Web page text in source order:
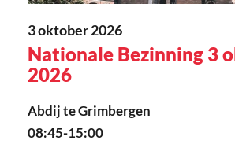
3 oktober 2026
Nationale Bezinning 3
2026
Abdij te Grimbergen
08:45-15:00